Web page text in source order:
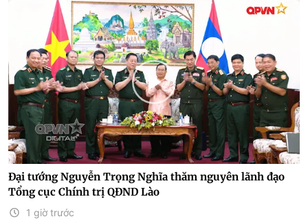
Đại tướng Nguyễn Trọng Nghĩa thăm nguyên lãnh đạo
Tổng cục Chính trị QĐND Lào
1 giờ trước